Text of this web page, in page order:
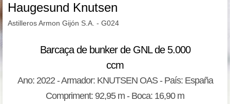
Haugesund Knutsen
Astilleros Armon Gijón S.A. - G024
Barcaça de bunker de GNL de 5.000
ccm
Ano: 2022 - Armador: KNUTSEN OAS - País: España
Compriment: 92,95 m - Boca: 16,90 m